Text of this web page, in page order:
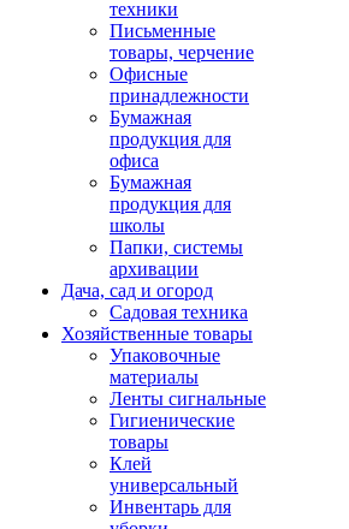
техники
Письменные
товары, черчение
Офисные
принадлежности
Бумажная
продукция для
офиса
Бумажная
продукция для
школы
Папки, системы
архивации
Дача, сад и огород
Садовая техника
Хозяйственные товары
Упаковочные
материалы
Ленты сигнальные
Гигиенические
товары
Клей
универсальный
Инвентарь для